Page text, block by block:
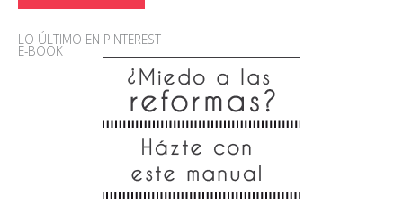
LO ÚLTIMO EN PINTEREST
E-BOOK